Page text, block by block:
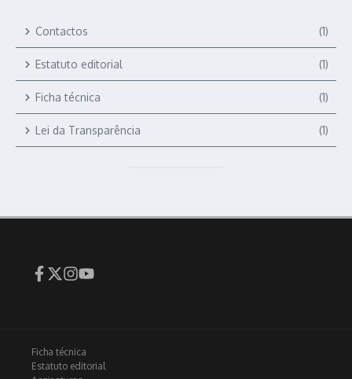
Contactos (1)
Estatuto editorial (1)
Ficha técnica (1)
Lei da Transparência (1)
Ficha técnica
Estatuto editorial